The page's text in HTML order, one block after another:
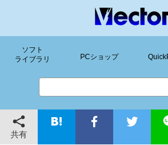
ソフト
ライブラリ
PCショップ
共有